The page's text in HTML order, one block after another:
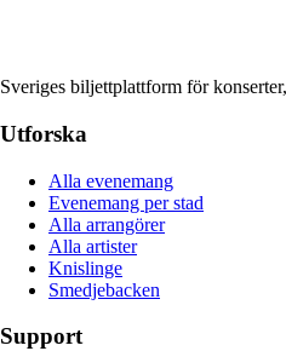
Sveriges biljettplattform för
Utforska
Alla evenemang
Evenemang per stad
Alla arrangörer
Alla artister
Knislinge
Smedjebacken
Support